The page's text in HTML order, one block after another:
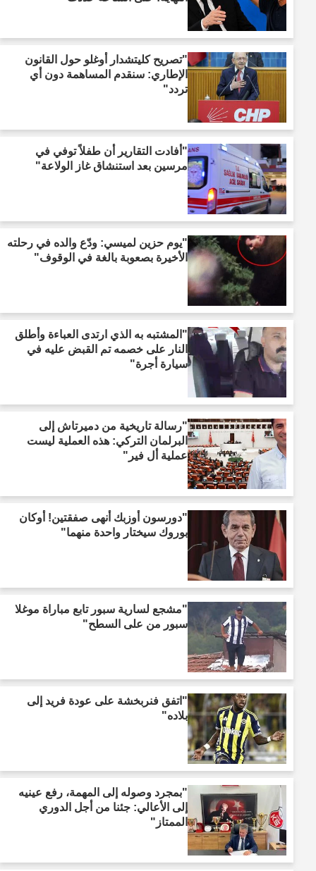
"تصريح كليتشدار أوغلو حول القانون
الإطاري: سنقدم المساهمة دون أي
تردد"
"أفادت التقارير أن طفلاً توفي في
مرسين بعد استنشاق غاز الولاعة"
"يوم حزين لميسي: ودّع والده في رحلته
الأخيرة بصعوبة بالغة في الوقوف"
"المشتبه به الذي ارتدى العباءة وأطلق
النار على خصمه تم القبض عليه في
سيارة أجرة"
"رسالة تاريخية من دميرتاش إلى
البرلمان التركي: هذه العملية ليست
عملية أل فير"
"دورسون أوزبك أنهى صفقتين! أوكان
بوروك سيختار واحدة منهما"
"مشجع لسارية سبور تابع مباراة موغلا
سبور من على السطح"
"اتفق فنربخشة على عودة فريد إلى
بلاده"
"بمجرد وصوله إلى المهمة، رفع عينيه
إلى الأعالي: جئنا من أجل الدوري
الممتاز"